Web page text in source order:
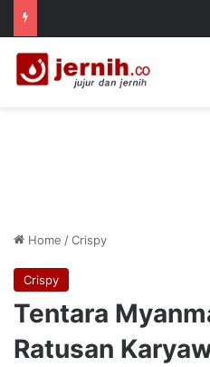
Home /Crispy
Crispy
Tentara
Ratusan